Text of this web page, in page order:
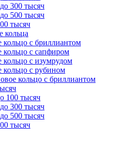
300 тысяч
500 тысяч
тысяч
кольца
кольцо с бриллиантом
кольцо с сапфиром
кольцо с изумрудом
кольцо с рубином
кольцо с бриллиантом
100 тысяч
300 тысяч
500 тысяч
тысяч